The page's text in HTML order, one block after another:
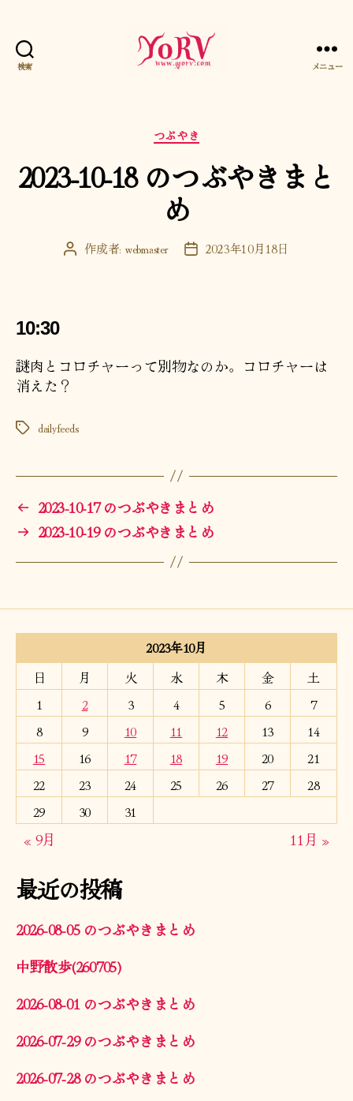
検索 メニュー
カ
テ
ゴ
リ
ー
つぶやき
2023-10-18 のつぶやきまと
め
投 作成者: webmaster
投 2023年10月18日
10:30
謎肉とコロチャーって別物なのか。コロチャーは
消えた？
タ
dailyfeeds
← 2023-10-17 のつぶやきまとめ
→ 2023-10-19 のつぶやきまとめ
2023年10月
日
月 火 水 木 金
土
1
2 3 4 5 6
7
8
9 10 11 12 13
14
15
16 17 18 19 20
21
22
23 24 25 26 27
28
29
30 31
« 9月 11月 »
最近の投稿
2026-08-05 のつぶやきまとめ
中野散歩(260705)
2026-08-01 のつぶやきまとめ
2026-07-29 のつぶやきまとめ
2026-07-28 のつぶやきまとめ